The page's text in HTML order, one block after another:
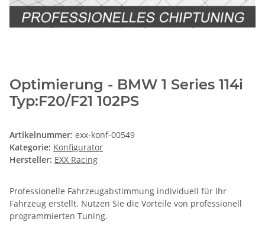
Optimierung - BMW 1 Series 114i
Typ:F20/F21 102PS
Artikelnummer: exx-konf-00549
Kategorie: Konfigurator
Hersteller: EXX Racing
Professionelle Fahrzeugabstimmung individuell für Ihr
Fahrzeug erstellt. Nutzen Sie die Vorteile von professionell
programmierten Tuning.